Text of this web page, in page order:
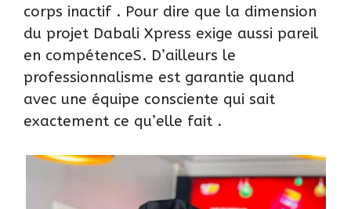
corps inactif . Pour dire que la dimension
du projet Dabali Xpress exige aussi pareil
en compétenceS. D’ailleurs le
professionnalisme est garantie quand
avec une équipe consciente qui sait
exactement ce qu’elle fait .